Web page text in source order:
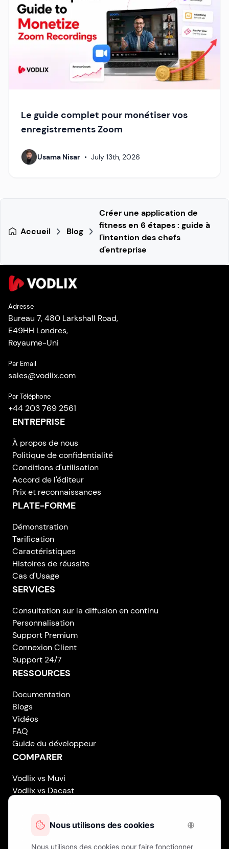
Le guide complet pour monétiser vos
enregistrements Zoom
Usama Nisar • July 13th, 2026
Accueil Blog
Créer une application de
fitness en 6 étapes : guide à
l'intention des chefs
d'entreprise
Adresse
Bureau 7, 480 Larkshall Road,
E49HH Londres,
Royaume-Uni
Par Email
sales@vodlix.com
Par Téléphone
+44 203 769 2561
ENTREPRISE
À propos de nous
Politique de confidentialité
Conditions d'utilisation
Accord de l'éditeur
Prix et reconnaissances
PLATE-FORME
Démonstration
Tarification
Caractéristiques
Histoires de réussite
Cas d'Usage
SERVICES
Consultation sur la diffusion en continu
Personnalisation
Support Premium
Connexion Client
Support 24/7
RESSOURCES
Documentation
Blogs
Vidéos
FAQ
Guide du développeur
COMPARER
Vodlix vs Muvi
Vodlix vs Dacast
Vodlix vs Brightcove